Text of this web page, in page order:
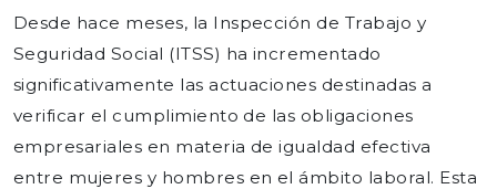
Desde hace meses, la Inspección de Trabajo y
Seguridad Social (ITSS) ha incrementado
significativamente las actuaciones destinadas a
verificar el cumplimiento de las obligaciones
empresariales en materia de igualdad efectiva
entre mujeres y hombres en el ámbito laboral. Esta